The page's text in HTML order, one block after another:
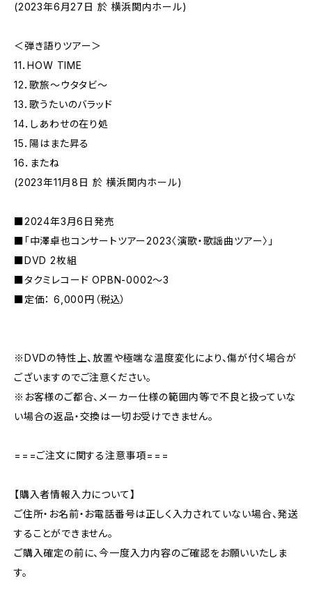
(2023年6月27日 於 横浜関内ホール)
＜弾き語りツアー＞
11．HOW TIME
12．歌旅〜ウタタビ〜
13．歌うたいのバラッド
14．しあわせの在り処
15．陽はまた昇る
16．またね
(2023年11月8日 於 横浜関内ホール)
■2024年3月6日発売
■「中澤卓也コンサートツアー2023〈演歌・歌謡曲ツアー〉」
■DVD 2枚組
■タクミレコード OPBN-0002～3
■定価： 6,000円（税込）
※DVDの特性上、放置や極端な温度変化により、傷が付く場合が
ございますのでご注意ください。
※お客様のご都合、メーカー仕様の範囲内等で不良と扱っていな
い場合の返品・交換は一切お受けできません。
===ご注文に関する注意事項===
【購入者情報入力について】
ご住所・お名前・お電話番号は正しく入力されていない場合、発送
することができません。
ご購入確定の前に、今一度入力内容のご確認をお願いいたしま
す。